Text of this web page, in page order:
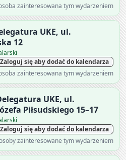
zainteresowana tym wydarzeniem
UKE, ul.
12
Zaloguj się aby dodać do kalendarza
zainteresowana tym wydarzeniem
UKE, ul.
Piłsudskiego 15–17
Zaloguj się aby dodać do kalendarza
zainteresowane tym wydarzeniem